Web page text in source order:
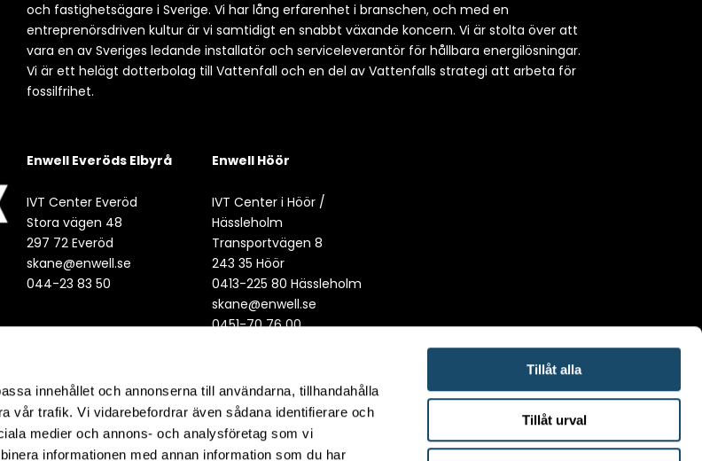
innehållet och annonserna till användarna, tillhandahålla
vår trafik. Vi vidarebefordrar även sådana identifierare och
medier och annons- och analysföretag som vi
informationen med annan information som du har
Tillåt alla
Tillåt urval
och fastighetsägare i Sverige. Vi har lång erfarenhet i branschen, och med en
entreprenörsdriven kultur är vi samtidigt en snabbt växande koncern. Vi är stolta över att
vara en av Sveriges ledande installatör och serviceleverantör för hållbara energilösningar.
Vi är ett helägt dotterbolag till Vattenfall och en del av Vattenfalls strategi att arbeta för
fossilfrihet.
Enwell Everöds Elbyrå
IVT Center Everöd
Stora vägen 48
297 72 Everöd
skane@enwell.se
044-23 83 50
Enwell Höör
IVT Center i Höör /
Hässleholm
Transportvägen 8
243 35 Höör
0413-225 80 Hässleholm
skane@enwell.se
0451-70 76 00